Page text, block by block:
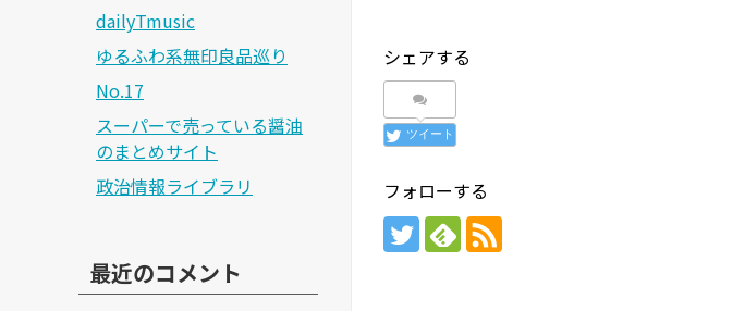
シェアする
ツイート
フォローする
dailyTmusic
ゆるふわ系無印良品巡り
No.17
スーパーで売っている醤油
のまとめサイト
政治情報ライブラリ
最近のコメント